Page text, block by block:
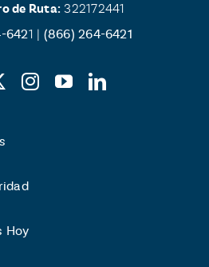
de Ruta: 322172441
6421 | (866) 264-6421
Hoy